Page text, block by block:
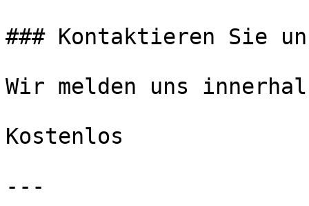
### Kontaktieren Sie
Wir melden uns
Kostenlos
---